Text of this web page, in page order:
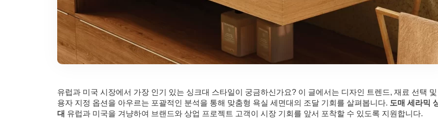
유럽과 미국 시장에서 가장 인기 있는 싱크대 스타일이 궁금하신가요? 이 글에서는 디자인 트렌드, 재료 선택
용자 지정 옵션을 아우르는 포괄적인 분석을 통해 맞춤형 욕실 세면대의 조달 기회를 살펴봅니다. 도매 세라믹
대 유럽과 미국을 겨냥하여 브랜드와 상업 프로젝트 고객이 시장 기회를 앞서 포착할 수 있도록 지원합니다.